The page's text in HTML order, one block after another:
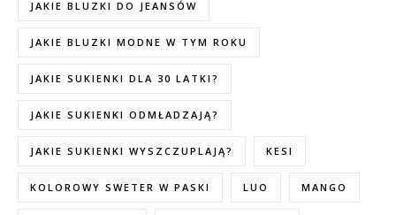
JAKIE BLUZKI DO JEANSÓW
JAKIE BLUZKI MODNE W TYM ROKU
JAKIE SUKIENKI DLA 30 LATKI?
JAKIE SUKIENKI ODMŁADZAJĄ?
JAKIE SUKIENKI WYSZCZUPLAJĄ? KESI
KOLOROWY SWETER W PASKI LUO MANGO